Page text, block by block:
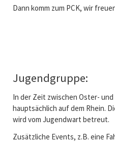
Dann komm zum PCK, wir
Jugendgruppe:
In der Zeit zwischen Oster-
hauptsächlich auf dem Rhein.
wird vom Jugendwart betreut.
Zusätzliche Events, z.B. eine